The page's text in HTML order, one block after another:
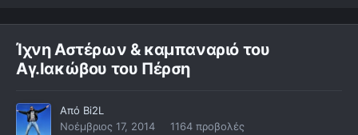
Ίχνη Αστέρων & καμπαναριό του
Αγ.Ιακώβου του Πέρση
Από Bi2L
Νοέμβριος 17, 2014
1164 προβολές